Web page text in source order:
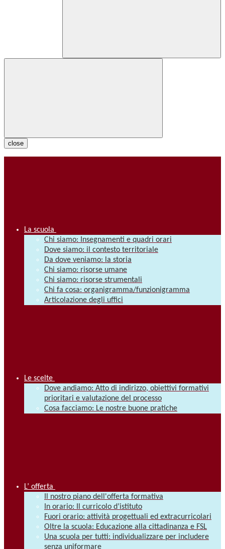
close
La scuola
Chi siamo: Insegnamenti e quadri orari
Dove siamo: il contesto territoriale
Da dove veniamo: la storia
Chi siamo: risorse umane
Chi siamo: risorse strumentali
Chi fa cosa: organigramma/funzionigramma
Articolazione degli uffici
Le scelte
Dove andiamo: Atto di indirizzo, obiettivi formativi
prioritari e valutazione del processo
Cosa facciamo: Le nostre buone pratiche
L’ offerta
Il nostro piano dell'offerta formativa
In orario: Il curricolo d’istituto
Fuori orario: attività progettuali ed extracurricolari
Oltre la scuola: Educazione alla cittadinanza e FSL
Una scuola per tutti: individualizzare per includere
senza uniformare